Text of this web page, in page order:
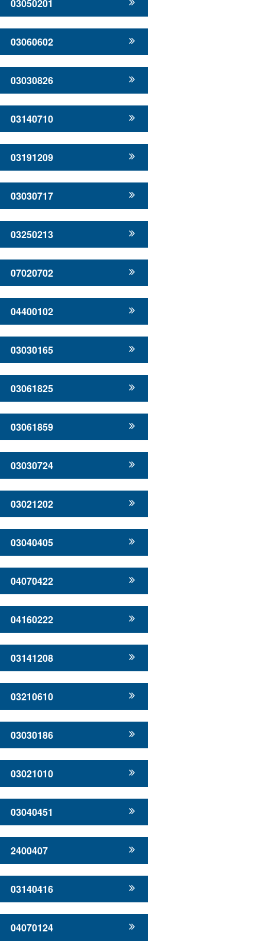
03050201
03060602
03030826
03140710
03191209
03030717
03250213
07020702
04400102
03030165
03061825
03061859
03030724
03021202
03040405
04070422
04160222
03141208
03210610
03030186
03021010
03040451
2400407
03140416
04070124